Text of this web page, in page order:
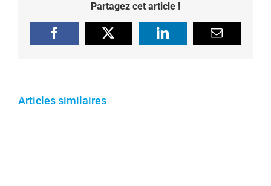
Partagez cet article !
Facebook X LinkedIn Email
Articles similaires